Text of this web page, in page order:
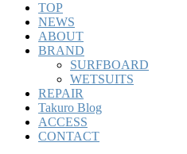
TOP
NEWS
ABOUT
BRAND
SURFBOARD
WETSUITS
REPAIR
Takuro Blog
ACCESS
CONTACT